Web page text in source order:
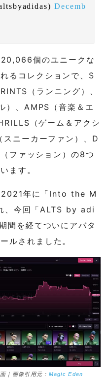
Decemb
個のユニークな
るコレクションで、S
（ランニング）、
）、AMPS（音楽＆エ
（ゲーム＆アクシ
スニーカーファン）、D
ファッション）の8つ
ます。
2021年に「Into the M
、今回「ALTS by adi
間を経てついにアバタ
ルされました。
｜画像引用元： Magic Eden